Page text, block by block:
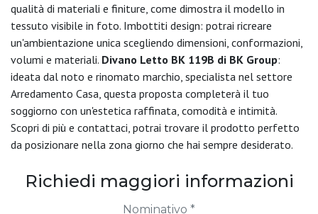
qualità di materiali e finiture, come dimostra il modello in
tessuto visibile in foto. Imbottiti design: potrai ricreare
un'ambientazione unica scegliendo dimensioni, conformazioni,
volumi e materiali. Divano Letto BK 119B di BK Group:
ideata dal noto e rinomato marchio, specialista nel settore
Arredamento Casa, questa proposta completerà il tuo
soggiorno con un'estetica raffinata, comodità e intimità.
Scopri di più e contattaci, potrai trovare il prodotto perfetto
da posizionare nella zona giorno che hai sempre desiderato.
Richiedi maggiori informazioni